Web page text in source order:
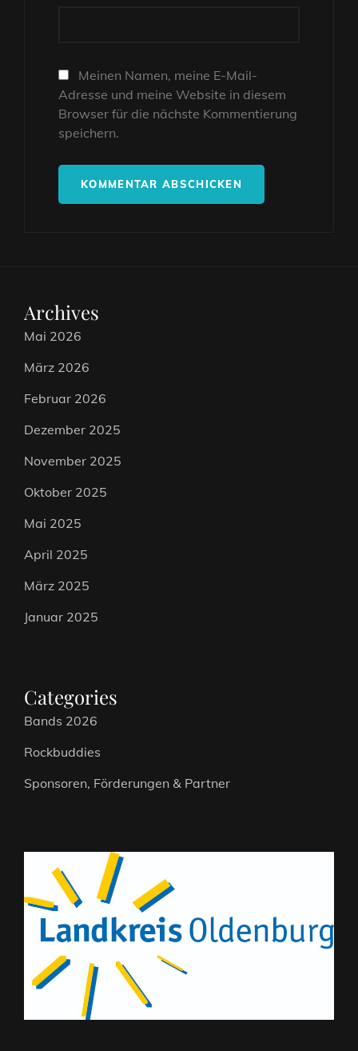
Meinen Namen, meine E-Mail-
Adresse und meine Website in diesem
Browser für die nächste Kommentierung
speichern.
Archives
Mai 2026
März 2026
Februar 2026
Dezember 2025
November 2025
Oktober 2025
Mai 2025
April 2025
März 2025
Januar 2025
Categories
Bands 2026
Rockbuddies
Sponsoren, Förderungen & Partner